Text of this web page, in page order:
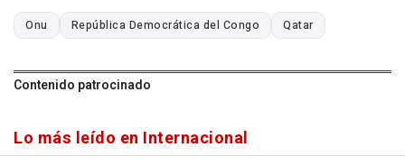
Onu República Democrática del Congo Qatar
Contenido patrocinado
Lo más leído en Internacional